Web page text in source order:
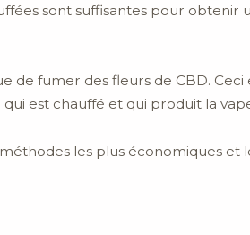
sont suffisantes pour
de fumer des fleurs de CBD.
est chauffé et qui produit la
les plus économiques et